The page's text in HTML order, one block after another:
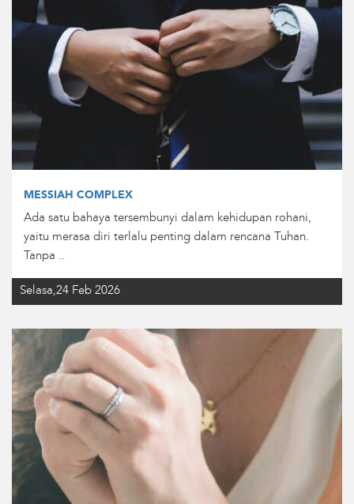
MESSIAH COMPLEX
Ada satu bahaya tersembunyi dalam kehidupan rohani,
yaitu merasa diri terlalu penting dalam rencana Tuhan.
Tanpa ..
Selasa,24 Feb 2026